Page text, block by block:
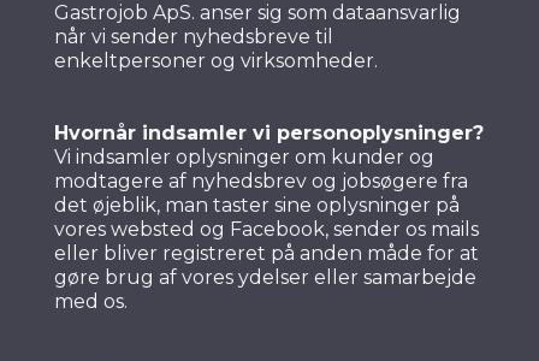
Gastrojob ApS. anser sig som dataansvarlig
når vi sender nyhedsbreve til
enkeltpersoner og virksomheder.
Hvornår indsamler vi personoplysninger?
Vi indsamler oplysninger om kunder og
modtagere af nyhedsbrev og jobsøgere fra
det øjeblik, man taster sine oplysninger på
vores websted og Facebook, sender os mails
eller bliver registreret på anden måde for at
gøre brug af vores ydelser eller samarbejde
med os.